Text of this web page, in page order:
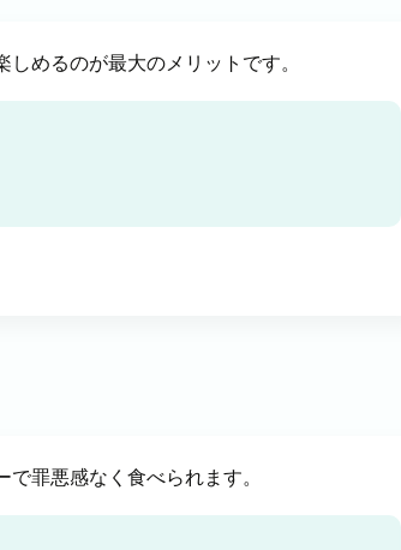
めるのが最大のメリットです。
罪悪感なく食べられます。